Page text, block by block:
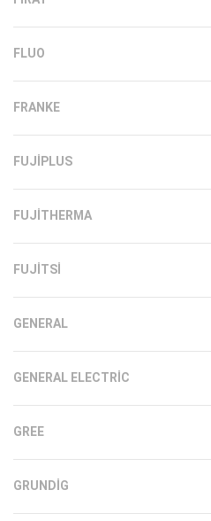
FLUO
FRANKE
FUJIPLUS
FUJITHERMA
FUJITSI
GENERAL
GENERAL ELECTRIC
GREE
GRUNDIG